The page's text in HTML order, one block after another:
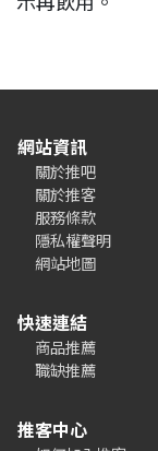
網站資訊
關於推吧
關於推客
服務條款
隱私權聲明
網站地圖
快速連結
商品推薦
職缺推薦
推客中心